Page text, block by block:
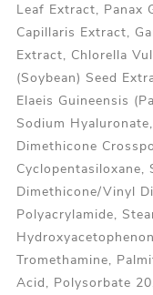
Leaf Extract, Panax
Capillaris Extract,
Extract, Chlorella
(Soybean) Seed
Elaeis Guineensis
Sodium
Dimethicone
Cyclopentasiloxane,
Dimethicone/Vinyl
Polyacrylamide,
Tromethamine,
Acid, Polysorbate